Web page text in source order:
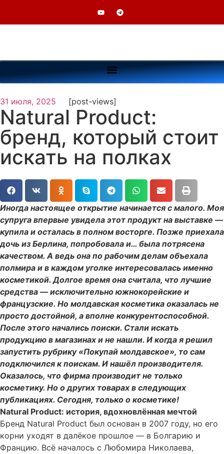
31 июля, 2025 [post-views]
Natural Product:
бренд, который стоит
искать на полках
Иногда настоящее открытие начинается с малого. Моя
супруга впервые увидела этот продукт на выставке —
купила и осталась в полном восторге. Позже приехала
дочь из Берлина, попробовала и… была потрясена
качеством. А ведь она по рабочим делам объехала
полмира и в каждом уголке интересовалась именно
косметикой. Долгое время она считала, что лучшие
средства — исключительно южнокорейские и
французские. Но молдавская косметика оказалась не
просто достойной, а вполне конкурентоспособной.
После этого начались поиски. Стали искать
продукцию в магазинах и не нашли. И когда я решил
запустить рубрику «Покупай молдавское», то сам
подключился к поискам. И нашёл производителя.
Оказалось, что фирма производит не только
косметику. Но о других товарах в следующих
публикациях. Сегодня, только о косметике!
Natural Product: история, вдохновлённая мечтой
Бренд Natural Product был основан в 2007 году, но его
корни уходят в далёкое прошлое — в Болгарию и
Францию. Всё началось с Любомира Николаева,